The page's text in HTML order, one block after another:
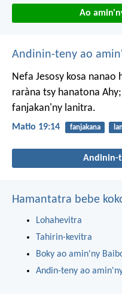
Ao
Andinin-teny ao
Nefa Jesosy kosa nanao
raràna tsy hanatona
fanjakan'ny lanitra.
Matio 19:14 fanjakana
Andinin-
Hamantatra bebe
Lohahevitra
Tahirin-kevitra
Boky ao amin'ny
Andin-teny ao